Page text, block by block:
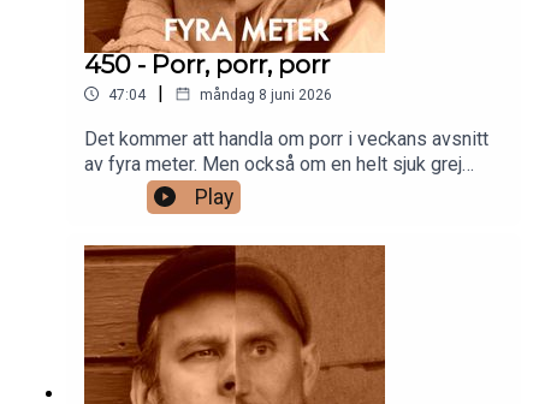
450 - Porr, porr, porr
47:04 | måndag 8 juni 2026
Det kommer att handla om porr i veckans avsnitt
av fyra meter. Men också om en helt sjuk grej
som hände i ett avsnitt av Jeopardy. Allt
gott!Anders och Frittepatreon.com/fyrameter
Play